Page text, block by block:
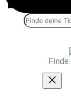
Suchen
Suchen